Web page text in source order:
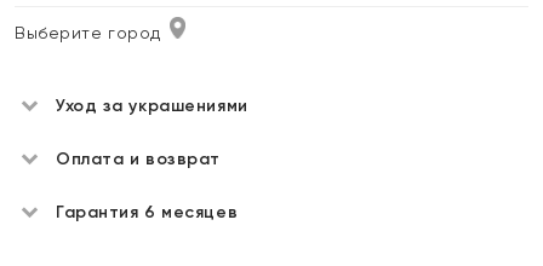
Выберите город
Уход за украшениями
Оплата и возврат
Гарантия 6 месяцев